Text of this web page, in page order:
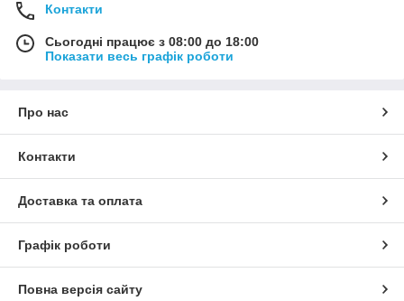
Контакти
Сьогодні працює з 08:00 до 18:00
Показати весь графік роботи
Про нас
Контакти
Доставка та оплата
Графік роботи
Повна версія сайту